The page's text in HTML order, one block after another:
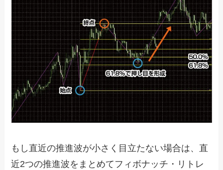
もし直近の推進波が小さく目立たない場合は、直
近2つの推進波をまとめてフィボナッチ・リトレ